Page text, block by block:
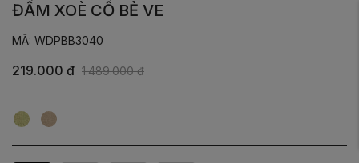
ĐẦM XOÈ CỔ BẺ VE
MÃ: WDPBB3040
219.000 đ 1.489.000 đ
CốmBe